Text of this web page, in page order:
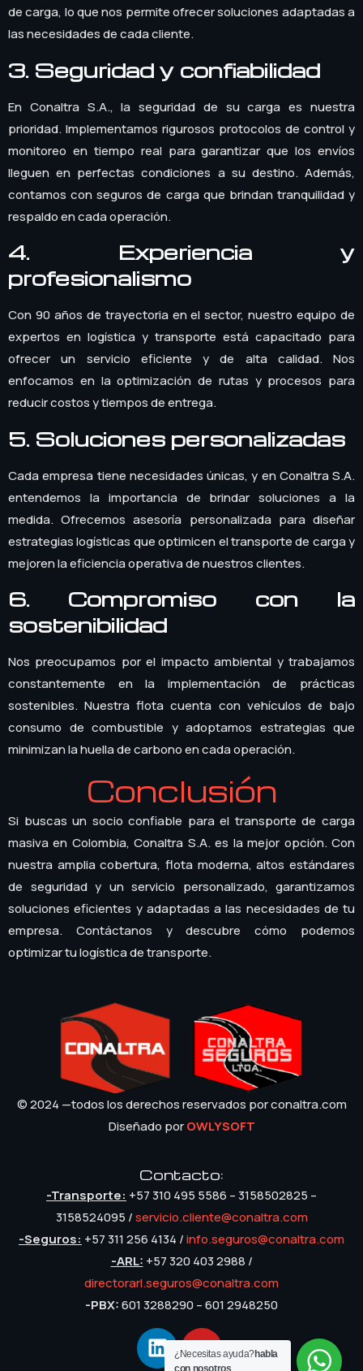
de carga, lo que nos permite ofrecer soluciones adaptadas a
las necesidades de cada cliente.
3. Seguridad y confiabilidad
En Conaltra S.A., la seguridad de su carga es nuestra
prioridad. Implementamos rigurosos protocolos de control y
monitoreo en tiempo real para garantizar que los envíos
lleguen en perfectas condiciones a su destino. Además,
contamos con seguros de carga que brindan tranquilidad y
respaldo en cada operación.
4. Experiencia y
profesionalismo
Con 90 años de trayectoria en el sector, nuestro equipo de
expertos en logística y transporte está capacitado para
ofrecer un servicio eficiente y de alta calidad. Nos
enfocamos en la optimización de rutas y procesos para
reducir costos y tiempos de entrega.
5. Soluciones personalizadas
Cada empresa tiene necesidades únicas, y en Conaltra S.A.
entendemos la importancia de brindar soluciones a la
medida. Ofrecemos asesoría personalizada para diseñar
estrategias logísticas que optimicen el transporte de carga y
mejoren la eficiencia operativa de nuestros clientes.
6. Compromiso con la
sostenibilidad
Nos preocupamos por el impacto ambiental y trabajamos
constantemente en la implementación de prácticas
sostenibles. Nuestra flota cuenta con vehículos de bajo
consumo de combustible y adoptamos estrategias que
minimizan la huella de carbono en cada operación.
Conclusión
Si buscas un socio confiable para el transporte de carga
masiva en Colombia, Conaltra S.A. es la mejor opción. Con
nuestra amplia cobertura, flota moderna, altos estándares
de seguridad y un servicio personalizado, garantizamos
soluciones eficientes y adaptadas a las necesidades de tu
empresa. Contáctanos y descubre cómo podemos
optimizar tu logística de transporte.
© 2024 —todos los derechos reservados por conaltra.com
Diseñado porOWLYSOFT
Contacto:
-Transporte: +57 310 495 5586 – 3158502825 –
3158524095 /servicio.cliente@conaltra.com
-Seguros: +57 311 256 4134 /info.seguros@conaltra.com
-ARL: +57 320 403 2988 /
directorarl.seguros@conaltra.com
-PBX:601 3288290 – 601 2948250
¿Necesitas ayuda?habla
con nosotros